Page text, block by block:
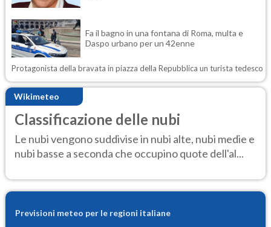
Fa il bagno in una fontana di Roma, multa e
Daspo urbano per un 42enne
Protagonista della bravata in piazza della Repubblica un turista tedesco
Wikimeteo
Classificazione delle nubi
Le nubi vengono suddivise in nubi alte, nubi medie e
nubi basse a seconda che occupino quote dell'al...
Previsioni meteo per le regioni italiane